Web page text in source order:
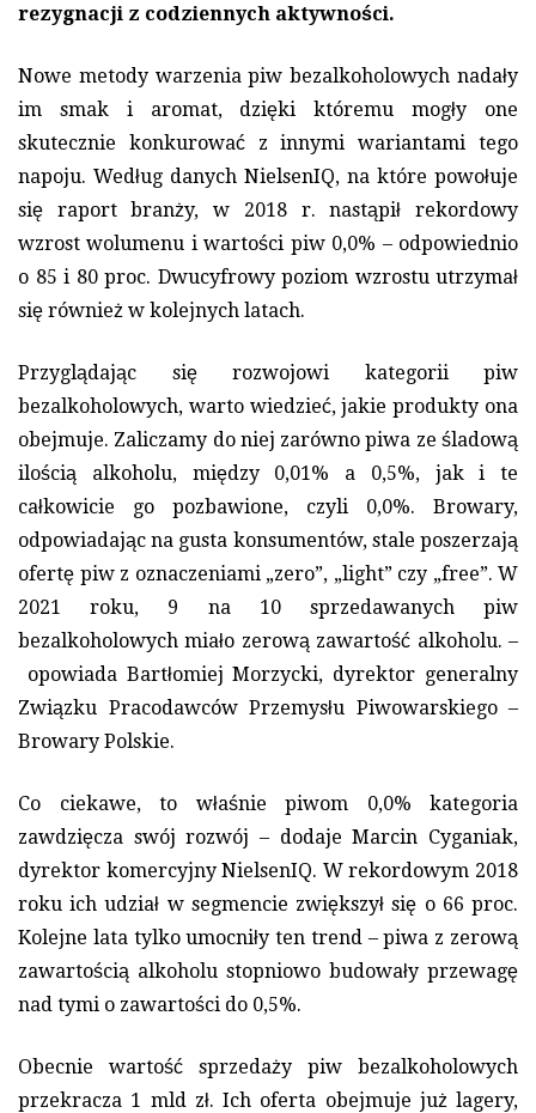
rezygnacji z codziennych aktywności.
Nowe metody warzenia piw bezalkoholowych nadały
im smak i aromat, dzięki któremu mogły one
skutecznie konkurować z innymi wariantami tego
napoju. Według danych NielsenIQ, na które powołuje
się raport branży, w 2018 r. nastąpił rekordowy
wzrost wolumenu i wartości piw 0,0% – odpowiednio
o 85 i 80 proc. Dwucyfrowy poziom wzrostu utrzymał
się również w kolejnych latach.
Przyglądając się rozwojowi kategorii piw
bezalkoholowych, warto wiedzieć, jakie produkty ona
obejmuje. Zaliczamy do niej zarówno piwa ze śladową
ilością alkoholu, między 0,01% a 0,5%, jak i te
całkowicie go pozbawione, czyli 0,0%. Browary,
odpowiadając na gusta konsumentów, stale poszerzają
ofertę piw z oznaczeniami „zero”, „light” czy „free”. W
2021 roku, 9 na 10 sprzedawanych piw
bezalkoholowych miało zerową zawartość alkoholu. –
opowiada Bartłomiej Morzycki, dyrektor generalny
Związku Pracodawców Przemysłu Piwowarskiego –
Browary Polskie.
Co ciekawe, to właśnie piwom 0,0% kategoria
zawdzięcza swój rozwój – dodaje Marcin Cyganiak,
dyrektor komercyjny NielsenIQ. W rekordowym 2018
roku ich udział w segmencie zwiększył się o 66 proc.
Kolejne lata tylko umocniły ten trend – piwa z zerową
zawartością alkoholu stopniowo budowały przewagę
nad tymi o zawartości do 0,5%.
Obecnie wartość sprzedaży piw bezalkoholowych
przekracza 1 mld zł. Ich oferta obejmuje już lagery,